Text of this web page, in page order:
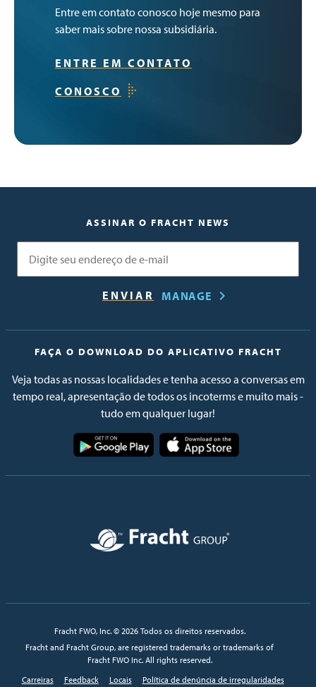
Entre em contato conosco hoje mesmo para
saber mais sobre nossa subsidiária.
ENTRE EM CONTATO
CONOSCO
ASSINAR O FRACHT NEWS
MANAGE
FAÇA O DOWNLOAD DO APLICATIVO FRACHT
Veja todas as nossas localidades e tenha acesso a conversas em
tempo real, apresentação de todos os incoterms e muito mais -
tudo em qualquer lugar!
Imagem
Imagem
Fracht FWO, Inc. © 2026 Todos os direitos reservados.
Fracht and Fracht Group, are registered trademarks or trademarks of
Fracht FWO Inc. All rights reserved.
Carreiras
Feedback Locais Política de denúncia de irregularidades